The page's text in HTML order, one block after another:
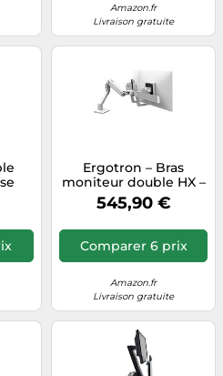
Amazon.fr
Livraison gratuite
(3
Ergotron – Bras
moniteur double HX –
Support VESA, 2×32
pouces Blanc (45-476-
216)
545,90 €
Comparer 6 prix
Amazon.fr
Livraison gratuite